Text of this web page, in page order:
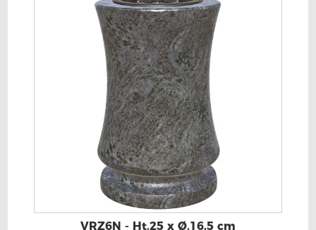
VRZ6N - Ht.25 x Ø.16,5 cm